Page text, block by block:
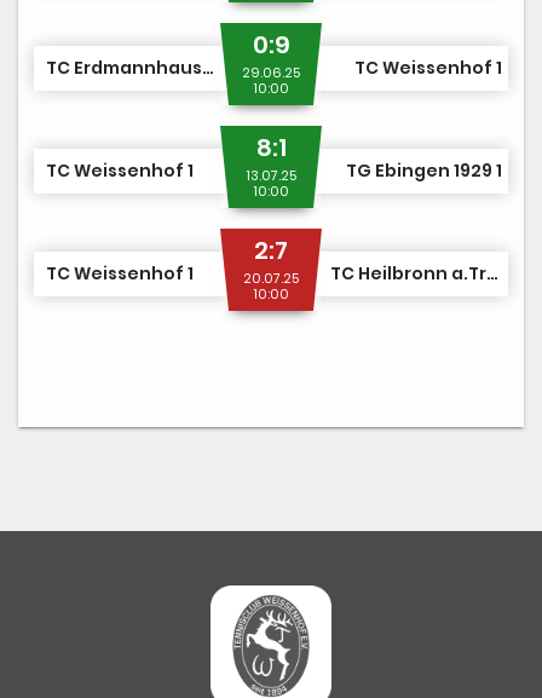
TC Erdmannhausen 1
0:9
29.06.25
10:00
TC Weissenhof 1
TC Weissenhof 1
8:1
13.07.25
10:00
TG Ebingen 1929 1
TC Weissenhof 1
2:7
20.07.25
10:00
TC Heilbronn a.Trappens. 1